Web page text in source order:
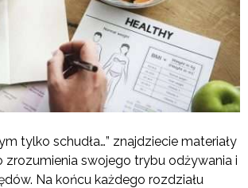
tylko schudła…” znajdziecie materiały
zrozumienia swojego trybu odżywania i
Na końcu każdego rozdziału